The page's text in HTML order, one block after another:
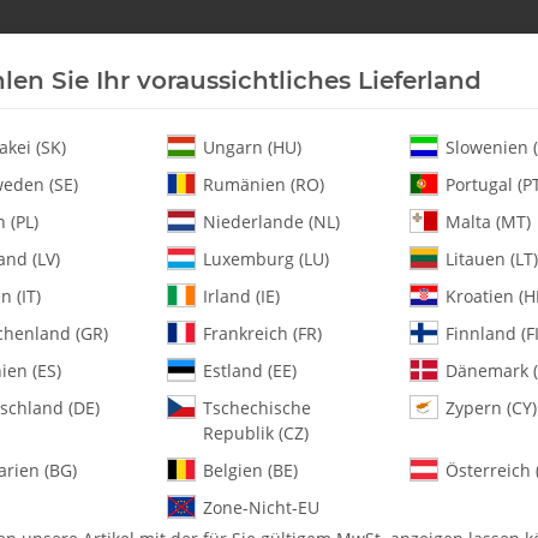
Neu an Lager Helikopter Turbine Heli-
Brg. - Pack of 1
0214-B Upper
Pack of 1
Artikelnummer:
Kategorie:
Kleinteile
0214-B Upper Swashplate
Sie Ihr voraussichtliches Lieferland
(SK) Ungarn (HU)
Slowenien
(SE)
Rumänien (RO)
Portugal
(PL)
Niederlande (NL)
Malta (MT)
(LV)
Luxemburg (LU)
Litauen (LT)
(IT)
Irland (IE)
Kroatien
(GR)
Frankreich (FR)
Finnland
(ES)
Estland (EE)
Dänemark
(DE)
Tschechische
Republik (CZ)
Zypern (CY)
(BG) Belgien (BE)
Österreich
Zone-Nicht-EU